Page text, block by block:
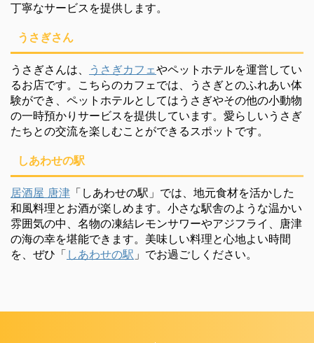
丁寧なサービスを提供します。
うさぎさん
うさぎさんは、 うさぎカフェやペットホテルを運営してい
るお店です。こちらのカフェでは、うさぎとのふれあい体
験ができ、ペットホテルとしてはうさぎやその他の小動物
の一時預かりサービスを提供しています。愛らしいうさぎ
たちとの交流を楽しむことができるスポットです。
しあわせの駅
居酒屋 唐津 「しあわせの駅」では、地元食材を活かした
和風料理とお酒が楽しめます。小さな駅舎のような温かい
雰囲気の中、名物の凍結レモンサワーやアジフライ、唐津
の海の幸を堪能できます。美味しい料理と心地よい時間
を、ぜひ「 しあわせの駅 」でお過ごしください。